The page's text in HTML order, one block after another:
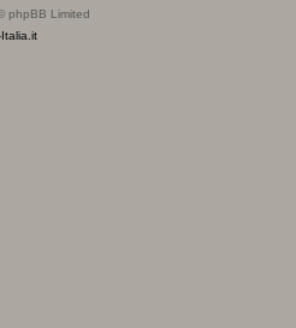
phpBB Limited